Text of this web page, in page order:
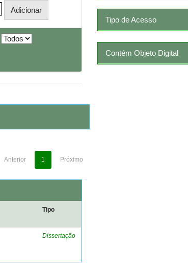
Anterior 1 Próximo
Tipo
Dissertação
Tipo de Acesso
Contém Objeto Digital